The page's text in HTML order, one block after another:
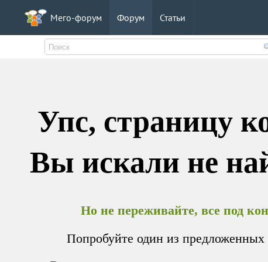
Мего-форум Форум Статьи
Упс, страницу
Вы искали не
Но не переживайте, все под
Попробуйте один из предложенных